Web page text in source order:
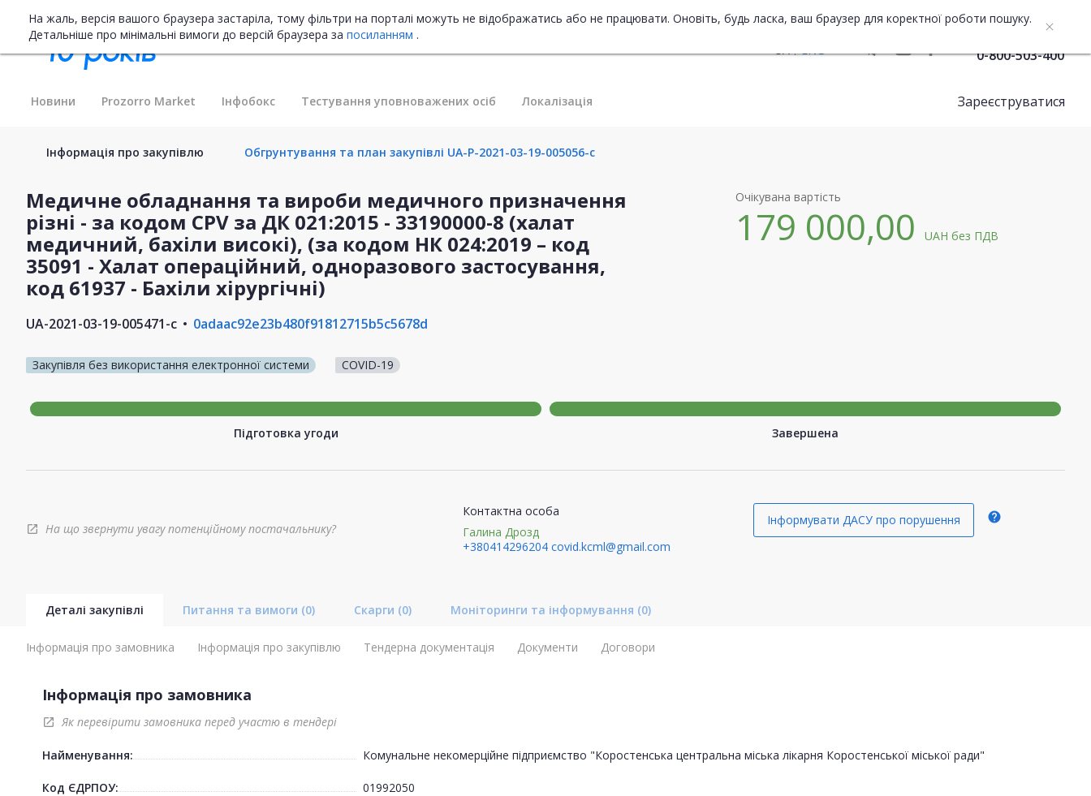
На жаль, версія вашого браузера застаріла, тому фільтри на порталі можуть не відображатись або не працювати. Оновіть, будь ласка, ваш браузер для коректної роботи пошуку.
Детальніше про мінімальні вимоги до версій браузера за посиланням .
UA
ENG 0-800-503-400
Новини Prozorro Market Інфобокс Тестування уповноважених осіб Локалізація Зареєструватися
Інформація про закупівлю Обгрунтування та план закупівлі UA-P-2021-03-19-005056-c
Медичне обладнання та вироби медичного призначення
різні - за кодом CPV за ДК 021:2015 - 33190000-8 (халат
медичний, бахіли високі), (за кодом НК 024:2019 – код
35091 - Халат операційний, одноразового застосування,
код 61937 - Бахіли хірургічні)
UA-2021-03-19-005471-c 0adaac92e23b480f91812715b5c5678d
Закупівля без використання електронної системи COVID-19
Очікувана вартість
179 000,00UAHбез ПДВ
Підготовка угоди Завершена
open_in_new На що звернути увагу потенційному постачальнику?
Контактна особа
Галина Дрозд
+380414296204 covid.kcml@gmail.com
Інформувати ДАСУ про порушення help
Деталі закупівлі Питання та вимоги (0) Скарги (0) Моніторинги та інформування (0)
Інформація про замовника Інформація про закупівлю Тендерна документація Документи Договори
Інформація про замовника
open_in_new Як перевірити замовника перед участю в тендері
Найменування: Комунальне некомерційне підприємство "Коростенська центральна міська лікарня Коростенської міської ради"
Код ЄДРПОУ: 01992050